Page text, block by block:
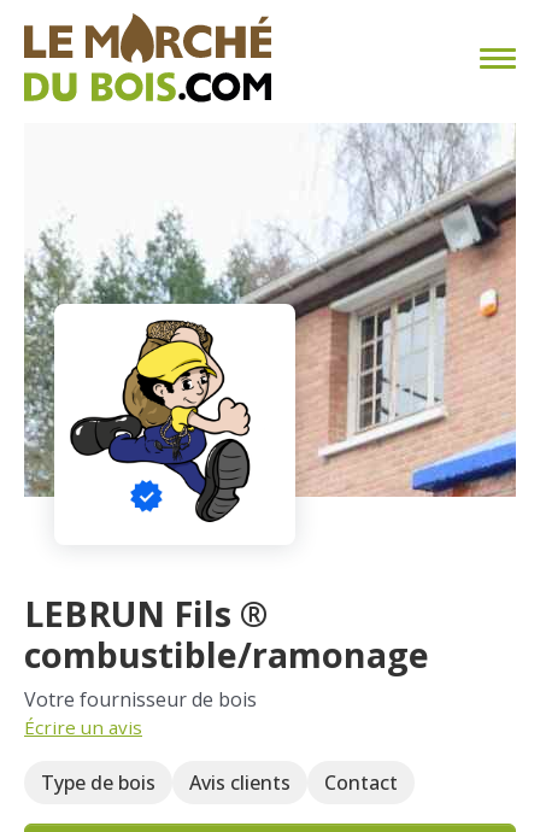
CALCULER SA CONSOMMATION
TROUVER SON FOURNISSEUR
BLOG
ESPACE PRO
LEBRUN Fils ®
combustible/ramonage
Votre fournisseur de bois
Écrire un avis
Type de bois Avis clients Contact